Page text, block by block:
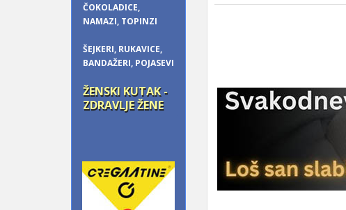
ČOKOLADICE,
NAMAZI, TOPINZI
ŠEJKERI, RUKAVICE,
BANDAŽERI, POJASEVI
ŽENSKI KUTAK -
ZDRAVLJE ŽENE